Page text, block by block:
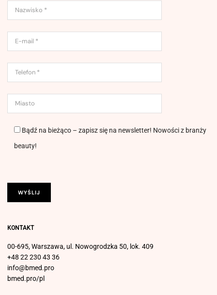
Bądź na bieżąco – zapisz się na newsletter! Nowości z branży
beauty!
KONTAKT
00-695, Warszawa, ul. Nowogrodzka 50, lok. 409
+48 22 230 43 36
info@bmed.pro
bmed.pro/pl